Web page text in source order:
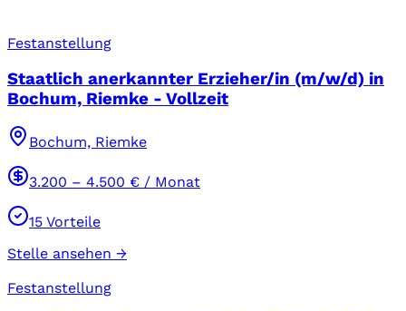
Festanstellung
Staatlich anerkannter Erzieher/in (m/w/d) in
Bochum, Riemke - Vollzeit
Bochum, Riemke
3.200 – 4.500 € / Monat
15 Vorteile
Stelle ansehen →
Festanstellung